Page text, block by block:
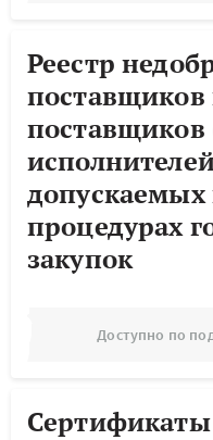
Реестр
поставщиков
допускаемых
процедурах
закупок
Доступно по